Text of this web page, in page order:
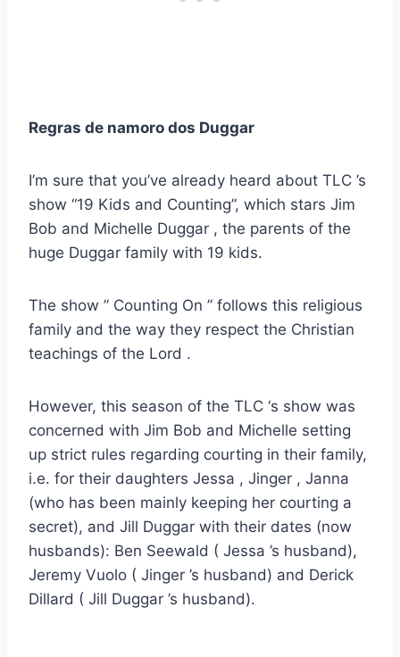
Regras de namoro dos Duggar
I’m sure that you’ve already heard about TLC ’s
show “19 Kids and Counting”, which stars Jim
Bob and Michelle Duggar , the parents of the
huge Duggar family with 19 kids.
The show ” Counting On ” follows this religious
family and the way they respect the Christian
teachings of the Lord .
However, this season of the TLC ‘s show was
concerned with Jim Bob and Michelle setting
up strict rules regarding courting in their family,
i.e. for their daughters Jessa , Jinger , Janna
(who has been mainly keeping her courting a
secret), and Jill Duggar with their dates (now
husbands): Ben Seewald ( Jessa ’s husband),
Jeremy Vuolo ( Jinger ’s husband) and Derick
Dillard ( Jill Duggar ’s husband).